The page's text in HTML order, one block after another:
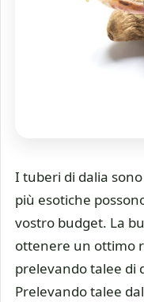
I tuberi di dalia
più esotiche
vostro budget. La
ottenere un ottimo
prelevando talee di
Prelevando talee